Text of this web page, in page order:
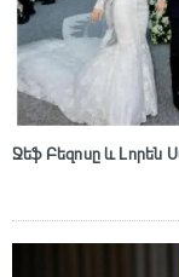
Ջեֆ Բեզոսը և Լորեն